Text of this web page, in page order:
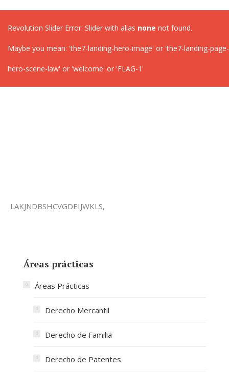
Revolution Slider Error: Slider with alias none not found.
Maybe you mean: 'the7-landing-hero-image' or 'the7-landing-
hero-scene-law' or 'welcome' or 'FLAG-1'
LAKJNDBSHCVGDEIJWKLS,
Áreas prácticas
Áreas Prácticas
Derecho Mercantil
Derecho de Familia
Derecho de Patentes